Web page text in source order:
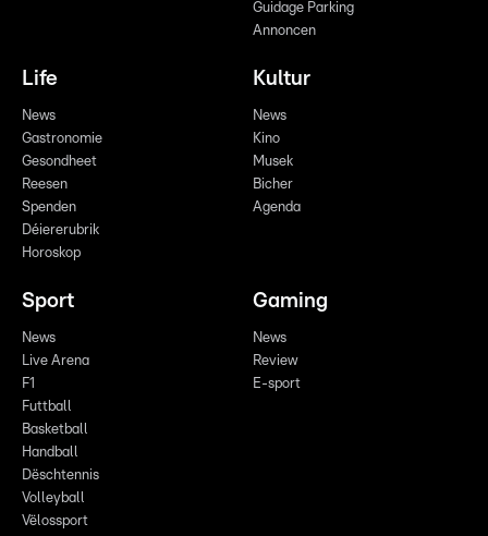
Guidage Parking
Annoncen
Life
News
Gastronomie
Gesondheet
Reesen
Spenden
Déiererubrik
Horoskop
Kultur
News
Kino
Musek
Bicher
Agenda
Sport
News
Live Arena
F1
Futtball
Basketball
Handball
Dëschtennis
Volleyball
Vëlossport
Gaming
News
Review
E-sport